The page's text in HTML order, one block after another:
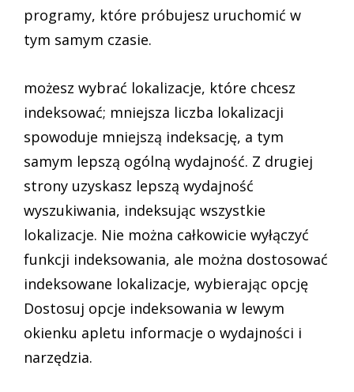
programy, które próbujesz uruchomić w
tym samym czasie.
możesz wybrać lokalizacje, które chcesz
indeksować; mniejsza liczba lokalizacji
spowoduje mniejszą indeksację, a tym
samym lepszą ogólną wydajność. Z drugiej
strony uzyskasz lepszą wydajność
wyszukiwania, indeksując wszystkie
lokalizacje. Nie można całkowicie wyłączyć
funkcji indeksowania, ale można dostosować
indeksowane lokalizacje, wybierając opcję
Dostosuj opcje indeksowania w lewym
okienku apletu informacje o wydajności i
narzędzia.